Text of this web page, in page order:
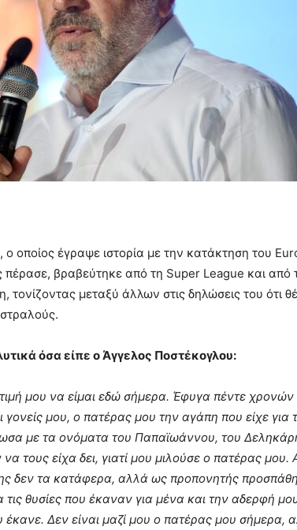
οποίος έγραψε ιστορία με την κατάκτηση του
βραβεύτηκε από τη Super League και από
μεταξύ άλλων στις δηλώσεις του ότι
όσα είπε ο Άγγελος Ποστέκογλου:
μου να είμαι εδώ σήμερα. Έφυγα πέντε
μου, ο πατέρας μου την αγάπη που είχε για
με τα ονόματα του Παπαϊωάννου, του
τους είχα δει, γιατί μου μιλούσε ο πατέρας μου.
δεν τα κατάφερα, αλλά ως προπονητής
θυσίες που έκαναν για μένα και την αδερφή
έκανε. Δεν είναι μαζί μου ο πατέρας μου σήμερα,